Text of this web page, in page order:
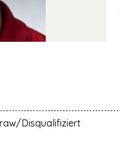
Disqualifiziert